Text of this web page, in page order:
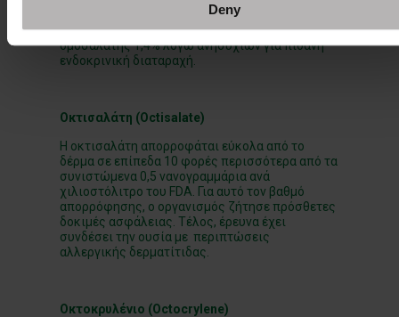
Deny
πρόσφατη γνωμοδότηση της Ευρωπαϊκής
Επιτροπής συνέστησε μέγιστη συγκέντρωση
ομοσαλάτης 1,4% λόγω ανησυχιών για πιθανή
ενδοκρινική διαταραχή.
Οκτισαλάτη (Octisalate)
Η οκτισαλάτη απορροφάται εύκολα από το
δέρμα σε επίπεδα 10 φορές περισσότερα από τα
συνιστώμενα 0,5 νανογραμμάρια ανά
χιλιοστόλιτρο του FDA. Για αυτό τον βαθμό
απορρόφησης, ο οργανισμός ζήτησε πρόσθετες
δοκιμές ασφάλειας. Τέλος, έρευνα έχει
συνδέσει την ουσία με περιπτώσεις
αλλεργικής δερματίτιδας.
Οκτοκρυλένιο (Octocrylene)